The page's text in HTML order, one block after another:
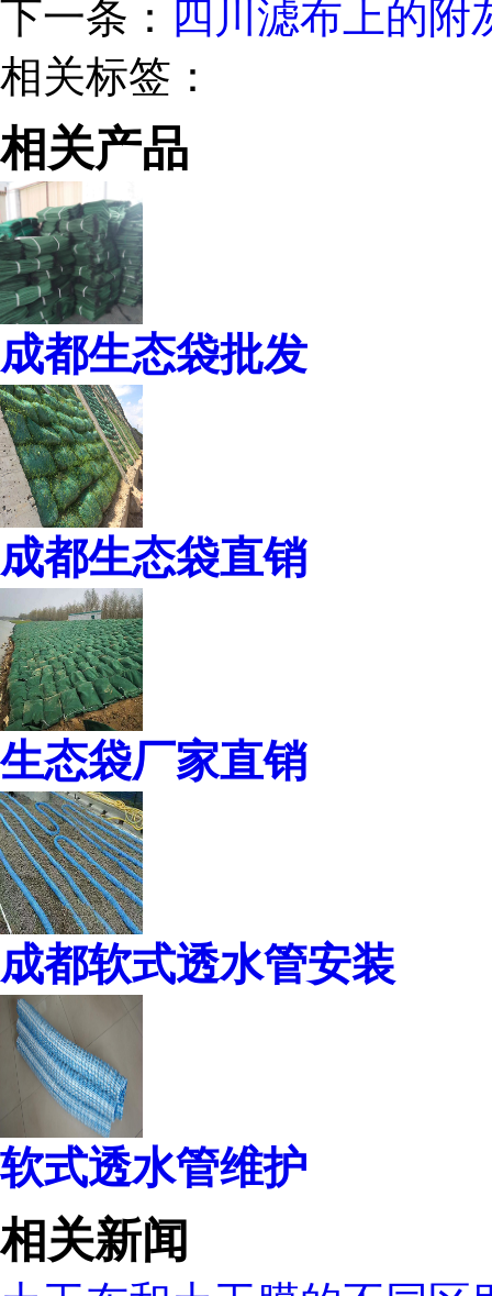
下一条： 四川滤布上的附
相关标签：
相关产品
成都生态袋批发
成都生态袋直销
生态袋厂家直销
成都软式透水管安装
软式透水管维护
相关新闻